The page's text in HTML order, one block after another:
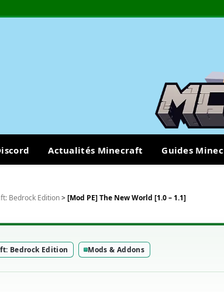
Actualités Minecraft Guides
Bedrock Edition>[Mod PE] The New World [1.0 – 1.1]
Bedrock Edition Mods & Addons